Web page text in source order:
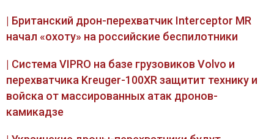
| Британский дрон-перехватчик Interceptor MR
начал «охоту» на российские беспилотники
| Система VIPRO на базе грузовиков Volvo и
перехватчика Kreuger-100XR защитит технику и
войска от массированных атак дронов-
камикадзе